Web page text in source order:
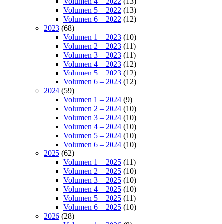
Volumen 5 – 2022 (13)
Volumen 6 – 2022 (12)
2023 (68)
Volumen 1 – 2023 (10)
Volumen 2 – 2023 (11)
Volumen 3 – 2023 (11)
Volumen 4 – 2023 (12)
Volumen 5 – 2023 (12)
Volumen 6 – 2023 (12)
2024 (59)
Volumen 1 – 2024 (9)
Volumen 2 – 2024 (10)
Volumen 3 – 2024 (10)
Volumen 4 – 2024 (10)
Volumen 5 – 2024 (10)
Volumen 6 – 2024 (10)
2025 (62)
Volumen 1 – 2025 (11)
Volumen 2 – 2025 (10)
Volumen 3 – 2025 (10)
Volumen 4 – 2025 (10)
Volumen 5 – 2025 (11)
Volumen 6 – 2025 (10)
2026 (28)